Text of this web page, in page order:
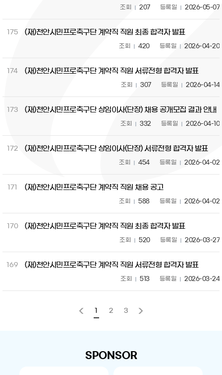
등록일 2026-05-07
조회 207
175 (재)천안시민프로축구단 계약직 직원 최종 합격자 발표
등록일 2026-04-20
조회 420
174 (재)천안시민프로축구단 계약직 직원 서류전형 합격자 발표
등록일 2026-04-14
조회 307
173 (재)천안시민프로축구단 상임이사(단장) 채용 공개모집 결과 안내
등록일 2026-04-10
조회 332
172 (재)천안시민프로축구단 상임이사(단장) 서류전형 합격자 발표
등록일 2026-04-02
조회 454
171 (재)천안시민프로축구단 계약직 직원 채용 공고
등록일 2026-04-02
조회 588
170 (재)천안시민프로축구단 계약직 직원 최종 합격자 발표
등록일 2026-03-27
조회 520
169 (재)천안시민프로축구단 계약직 직원 서류전형 합격자 발표
등록일 2026-03-24
조회 513
1 2 3
SPONSOR